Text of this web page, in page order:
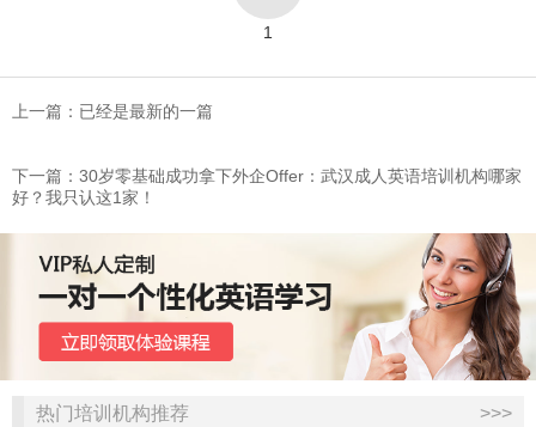
1
上一篇：已经是最新的一篇
下一篇：​30岁零基础成功拿下外企Offer：武汉成人英语培训机构哪家
好？我只认这1家！
热门培训机构推荐 >>>